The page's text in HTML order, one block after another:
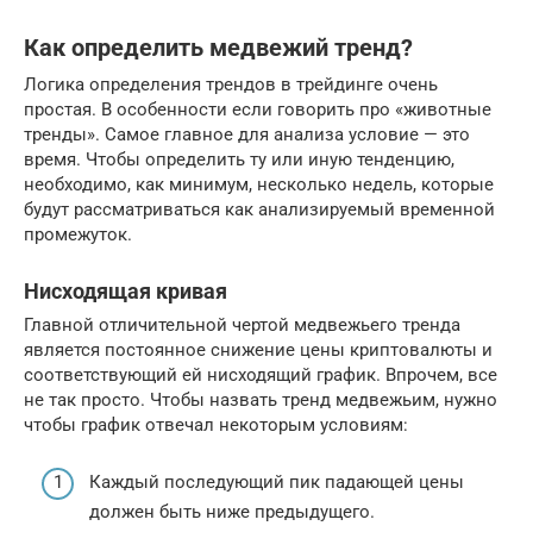
Как определить медвежий тренд?
Логика определения трендов в трейдинге очень
простая. В особенности если говорить про «животные
тренды». Самое главное для анализа условие — это
время. Чтобы определить ту или иную тенденцию,
необходимо, как минимум, несколько недель, которые
будут рассматриваться как анализируемый временной
промежуток.
Нисходящая кривая
Главной отличительной чертой медвежьего тренда
является постоянное снижение цены криптовалюты и
соответствующий ей нисходящий график. Впрочем, все
не так просто. Чтобы назвать тренд медвежьим, нужно
чтобы график отвечал некоторым условиям:
Каждый последующий пик падающей цены
должен быть ниже предыдущего.